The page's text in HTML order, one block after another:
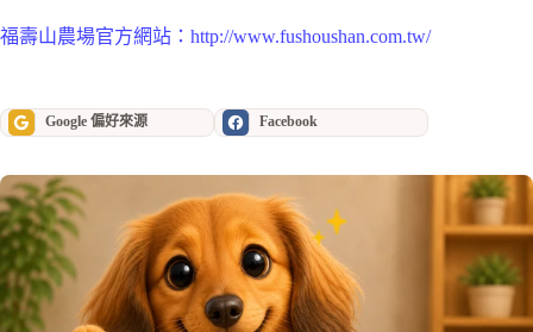
福壽山農場官方網站： http://www.fushoushan.com.tw/
Google 偏好來源 Facebook